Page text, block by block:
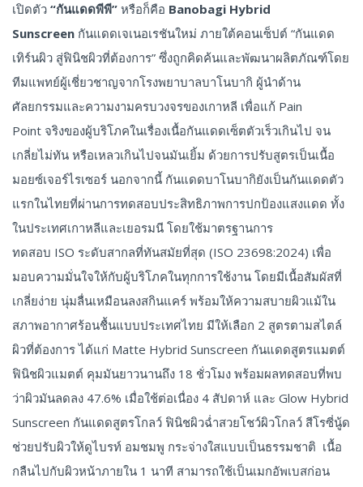
เปิดตัว “กันแดดพีพี” หรือก็คือ Banobagi Hybrid
Sunscreen กันแดดเจเนอเรชันใหม่ ภายใต้คอนเซ็ปต์ “กันแดด
เทิร์นผิว สู่ฟินิชผิวที่ต้องการ” ซึ่งถูกคิดค้นและพัฒนาผลิตภัณฑ์โดย
ทีมแพทย์ผู้เชี่ยวชาญจากโรงพยาบาลบาโนบากิ ผู้นำด้าน
ศัลยกรรมและความงามครบวงจรของเกาหลี เพื่อแก้ Pain
Point จริงของผู้บริโภคในเรื่องเนื้อกันแดดเซ็ตตัวเร็วเกินไป จน
เกลี่ยไม่ทัน หรือเหลวเกินไปจนมันเยิ้ม ด้วยการปรับสูตรเป็นเนื้อ
มอยซ์เจอร์ไรเซอร์ นอกจากนี้ กันแดดบาโนบากิยังเป็นกันแดดตัว
แรกในไทยที่ผ่านการทดสอบประสิทธิภาพการปกป้องแสงแดด ทั้ง
ในประเทศเกาหลีและเยอรมนี โดยใช้มาตรฐานการ
ทดสอบ ISO ระดับสากลที่ทันสมัยที่สุด (ISO 23698:2024) เพื่อ
มอบความมั่นใจให้กับผู้บริโภคในทุกการใช้งาน โดยมีเนื้อสัมผัสที่
เกลี่ยง่าย นุ่มลื่นเหมือนลงสกินแคร์ พร้อมให้ความสบายผิวแม้ใน
สภาพอากาศร้อนชื้นแบบประเทศไทย มีให้เลือก 2 สูตรตามสไตล์
ผิวที่ต้องการ ได้แก่ Matte Hybrid Sunscreen กันแดดสูตรแมตต์
ฟินิชผิวแมตต์ คุมมันยาวนานถึง 18 ชั่วโมง พร้อมผลทดสอบที่พบ
ว่าผิวมันลดลง 47.6% เมื่อใช้ต่อเนื่อง 4 สัปดาห์ และ Glow Hybrid
Sunscreen กันแดดสูตรโกลว์ ฟินิชผิวฉ่ำสวยโชว์ผิวโกลว์ สีโรซี่นู้ด
ช่วยปรับผิวให้ดูไบรท์ อมชมพู กระจ่างใสแบบเป็นธรรมชาติ เนื้อ
กลืนไปกับผิวหน้าภายใน 1 นาที สามารถใช้เป็นเมกอัพเบสก่อน